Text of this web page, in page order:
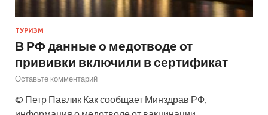
ТУРИЗМ
В РФ данные о медотводе от
прививки включили в сертификат
Оставьте комментарий
© Петр Павлик Как сообщает Минздрав РФ,